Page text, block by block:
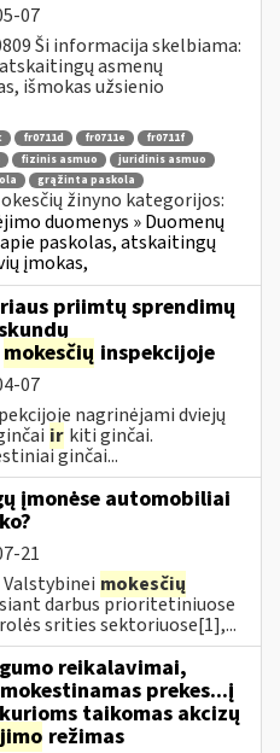
07
Ši informacija skelbiama:
asmenų
išmokas užsienio
fr0711d fr0711e
fr0711f
fizinis asmuo
juridinis asmuo
grąžinta paskola
žinyno kategorijos:
duomenys » Duomenų
paskolas, atskaitingų
įmokas,
priimtų sprendimų
mokesčių inspekcijoje
07
nagrinėjami dviejų
ir kiti ginčai.
ginčai...
įmonėse automobiliai
21
Valstybinei mokesčių
darbus prioritetiniuose
srities sektoriuose[1],...
reikalavimai,
prekes...į
taikomas akcizų
režimas